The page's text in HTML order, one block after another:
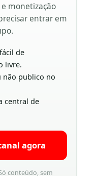
e monetização
entrar em
de
livre.
não publico no
central de
agora
conteúdo, sem